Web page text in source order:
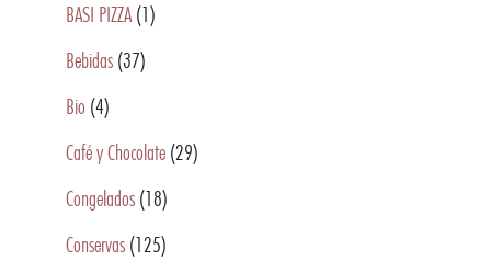
BASI PIZZA (1)
Bebidas (37)
Bio (4)
Café y Chocolate (29)
Congelados (18)
Conservas (125)